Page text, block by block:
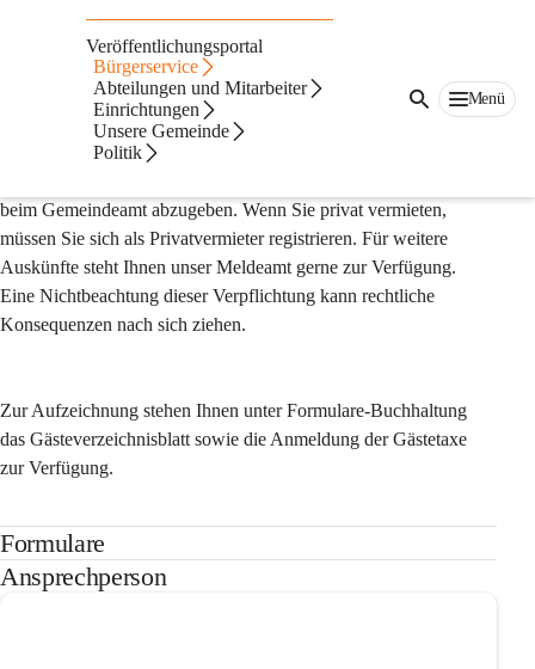
Veröffentlichungsportal
Bürgerservice
Abteilungen und Mitarbeiter
Einrichtungen
Unsere Gemeinde
Politik
Menü
Privatvermietung
Privatvermietung ist auch in Fußach ein Thema. Über eine
Buchungsplattform (wie z.B. AirBNB) kann eine
Privatunterkunft vermietet werden. Der Gastgeber bzw.
Unterkunftgeber ist in diesem Fall verpflichtet die Gästetaxe von
beim Gemeindeamt abzugeben. Wenn Sie privat vermieten,
müssen Sie sich als Privatvermieter registrieren. Für weitere
Auskünfte steht Ihnen unser Meldeamt gerne zur Verfügung.
Eine Nichtbeachtung dieser Verpflichtung kann rechtliche
Konsequenzen nach sich ziehen.
Zur Aufzeichnung stehen Ihnen unter Formulare-Buchhaltung
das Gästeverzeichnisblatt sowie die Anmeldung der Gästetaxe
zur Verfügung.
Formulare
Ansprechperson